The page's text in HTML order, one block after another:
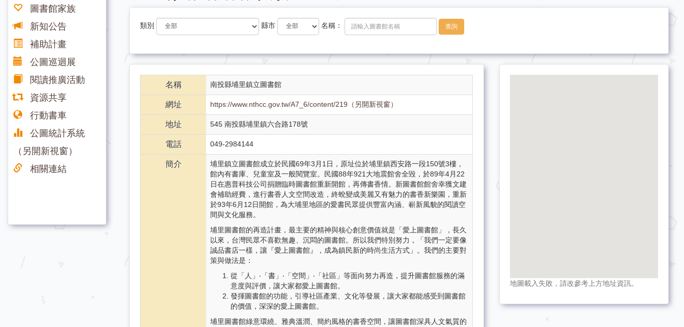
圖書館家族
新知公告
補助計畫
公圖巡迴展
閱讀推廣活動
資源共享
行動書車
公圖統計系統
（另開新視窗）
相關連結
類別 縣市 名稱： 查詢
名稱 南投縣埔里鎮立圖書館
網址 https://www.nthcc.gov.tw/A7_6/content/219（另開新視窗）
地址 545 南投縣埔里鎮六合路178號
電話 049-2984144
簡介
埔里鎮立圖書館成立於民國69年3月1日，原址位於埔里鎮西安路一段150號3樓，
館內有書庫、兒童室及一般閱覽室。民國88年921大地震館舍全毀，於89年4月22
日在惠普科技公司捐贈臨時圖書館重新開館，再傳書香情。新圖書館館舍幸獲文建
會補助經費，進行書香人文空間改造，終蛻變成美麗又有魅力的書香新樂園，重新
於93年6月12日開館，為大埔里地區的愛書民眾提供豐富內涵、嶄新風貌的閱讀空
間與文化服務。
埔里圖書館的再造計畫，最主要的精神與核心創意價值就是「愛上圖書館」，長久
以來，台灣民眾不喜歡無趣、沉悶的圖書館。所以我們特別努力，「我們一定要像
誠品書店一樣，讓『愛上圖書館』，成為鎮民新的時尚生活方式」。我們的主要對
策與做法是：
從「人」‧「書」‧「空間」‧「社區」等面向努力再造，提升圖書館服務的滿
意度與評價，讓大家都愛上圖書館。
發揮圖書館的功能，引導社區產業、文化等發展，讓大家都能感受到圖書館
的價值，深深的愛上圖書館。
埔里圖書館綠意環繞、雅典溫潤、簡約風格的書香空間，讓圖書館深具人文氣質的
地圖載入失敗，請改參考上方地址資訊。